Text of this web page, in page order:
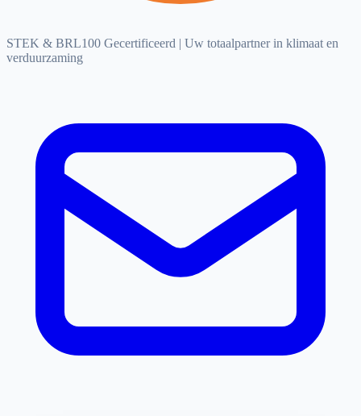
STEK & BRL100 Gecertificeerd | Uw totaalpartner in klimaat en
verduurzaming